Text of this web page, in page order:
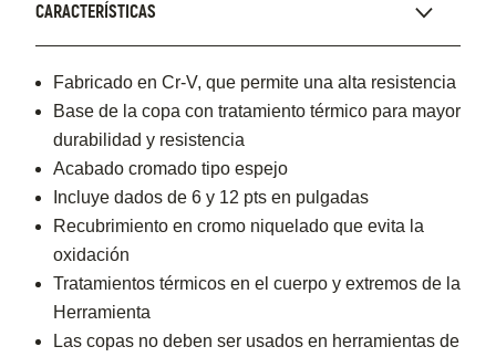
CARACTERÍSTICAS
Fabricado en Cr-V, que permite una alta resistencia
Base de la copa con tratamiento térmico para mayor
durabilidad y resistencia
Acabado cromado tipo espejo
Incluye dados de 6 y 12 pts en pulgadas
Recubrimiento en cromo niquelado que evita la
oxidación
Tratamientos térmicos en el cuerpo y extremos de la
Herramienta
Las copas no deben ser usados en herramientas de